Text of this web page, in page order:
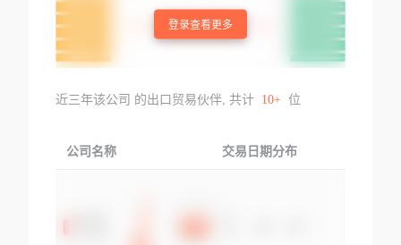
登录查看更多
近三年该公司 的出口贸易伙伴, 共计 10+ 位
公司名称 交易日期分布